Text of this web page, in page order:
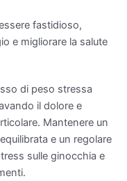
fastidioso,
e migliorare la salute
di peso stressa
il dolore e
Mantenere un
e un regolare
sulle ginocchia e